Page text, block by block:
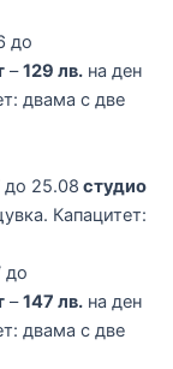
до
–129 лв.на ден
двама с две
до 25.08 студио
Капацитет:
до
–147 лв.на ден
двама с две